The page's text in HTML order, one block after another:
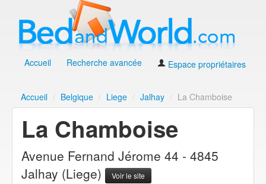
Accueil Recherche avancée Espace propriétaires
Accueil / Belgique / Liege / Jalhay / La Chamboise
La Chamboise
Avenue Fernand Jérome 44 - 4845
Jalhay (Liege)
Voir le site